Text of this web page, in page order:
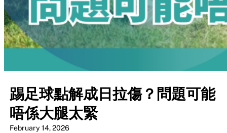
踢足球點解成日拉傷？問題可能
唔係大腿太緊
February 14, 2026